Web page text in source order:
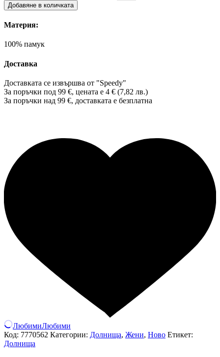
Добавяне в количката
Материя:
100% памук
Доставка
Доставката се извършва от "Speedy"
За поръчки под 99 €, цената е 4 € (7,82 лв.)
За поръчки над 99 €, доставката е безплатна
ЛюбимиЛюбими
Код: 7770562 Категории: Долнища, Жени, Ново Етикет:
Долнища